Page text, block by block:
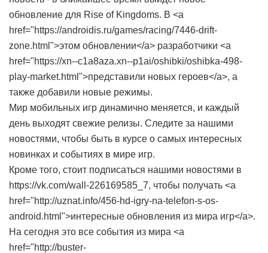
обновление для Rise of Kingdoms. В <a
href="https://androidis.ru/games/racing/7446-drift-
zone.html">этом обновлении</a> разработчики <a
href="https://xn--c1a8aza.xn--p1ai/oshibki/oshibka-498-
play-market.html">представили новых героев</a>, а
также добавили новые режимы.
Мир мобильных игр динамично меняется, и каждый
день выходят свежие релизы. Следите за нашими
новостями, чтобы быть в курсе о самых интересных
новинках и событиях в мире игр.
Кроме того, стоит подписаться нашими новостями в
https://vk.com/wall-226169585_7, чтобы получать <a
href="http://uznat.info/456-hd-igry-na-telefon-s-os-
android.html">интересные обновления из мира игр</a>.
На сегодня это все события из мира <a
href="http://buster-